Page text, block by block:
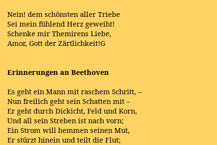
Nein! dem schönsten aller Triebe
Sei mein fühlend Herz geweiht!
Schenke mir Themirens Liebe,
Amor, Gott der Zärtlichkeit!G
Erinnerungen an Beethoven
Es geht ein Mann mit raschem Schritt, –
Nun freilich geht sein Schatten mit –
Er geht durch Dickicht, Feld und Korn,
Und all sein Streben ist nach vorn;
Ein Strom will hemmen seinen Mut,
Er stürzt hinein und teilt die Flut;